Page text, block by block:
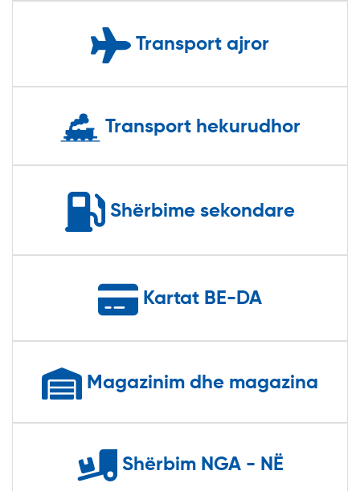
Transport ajror
Transport hekurudhor
Shërbime sekondare
Kartat BE-DA
Magazinim dhe magazina
Shërbim NGA - NË